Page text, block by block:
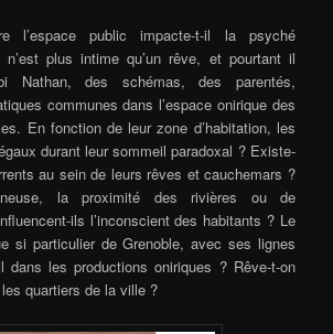
l’espace public impacte-t-il la psyché
plus intime qu’un rêve, et pourtant il
Nathan, des schémas, des parentés,
communes dans l’espace onirique des
En fonction de leur zone d’habitation, les
durant leur sommeil paradoxal ? Existe-
au sein de leurs rêves et cauchemars ?
la proximité des rivières ou de
ils l’inconscient des habitants ? Le
si particulier de Grenoble, avec ses lignes
dans les productions oniriques ? Rêve-t-on
quartiers de la ville ?